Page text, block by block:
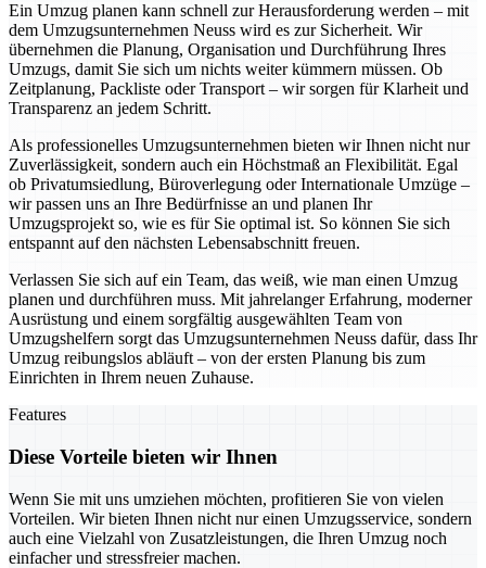
Ein Umzug planen kann schnell zur Herausforderung werden – mit
dem Umzugsunternehmen Neuss wird es zur Sicherheit. Wir
übernehmen die Planung, Organisation und Durchführung Ihres
Umzugs, damit Sie sich um nichts weiter kümmern müssen. Ob
Zeitplanung, Packliste oder Transport – wir sorgen für Klarheit und
Transparenz an jedem Schritt.
Als professionelles Umzugsunternehmen bieten wir Ihnen nicht nur
Zuverlässigkeit, sondern auch ein Höchstmaß an Flexibilität. Egal
ob Privatumsiedlung, Büroverlegung oder Internationale Umzüge –
wir passen uns an Ihre Bedürfnisse an und planen Ihr
Umzugsprojekt so, wie es für Sie optimal ist. So können Sie sich
entspannt auf den nächsten Lebensabschnitt freuen.
Verlassen Sie sich auf ein Team, das weiß, wie man einen Umzug
planen und durchführen muss. Mit jahrelanger Erfahrung, moderner
Ausrüstung und einem sorgfältig ausgewählten Team von
Umzugshelfern sorgt das Umzugsunternehmen Neuss dafür, dass Ihr
Umzug reibungslos abläuft – von der ersten Planung bis zum
Einrichten in Ihrem neuen Zuhause.
Features
Diese Vorteile bieten wir Ihnen
Wenn Sie mit uns umziehen möchten, profitieren Sie von vielen
Vorteilen. Wir bieten Ihnen nicht nur einen Umzugsservice, sondern
auch eine Vielzahl von Zusatzleistungen, die Ihren Umzug noch
einfacher und stressfreier machen.